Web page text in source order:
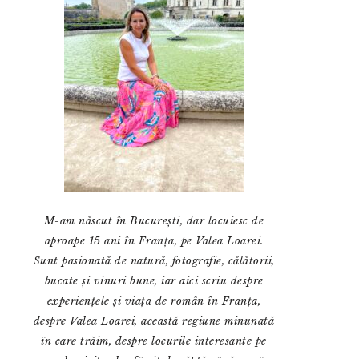
M-am născut în București, dar locuiesc de
aproape 15 ani în Franța, pe Valea Loarei.
Sunt pasionată de natură, fotografie, călătorii,
bucate și vinuri bune, iar aici scriu despre
experiențele și viața de român în Franța,
despre Valea Loarei, această regiune minunată
în care trăim, despre locurile interesante pe